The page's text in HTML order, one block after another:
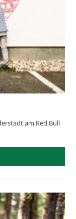
am Red Bull